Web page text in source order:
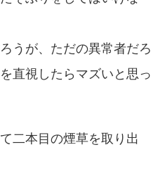
うが、ただの異常者だろ
直視したらマズいと思っ
二本目の煙草を取り出